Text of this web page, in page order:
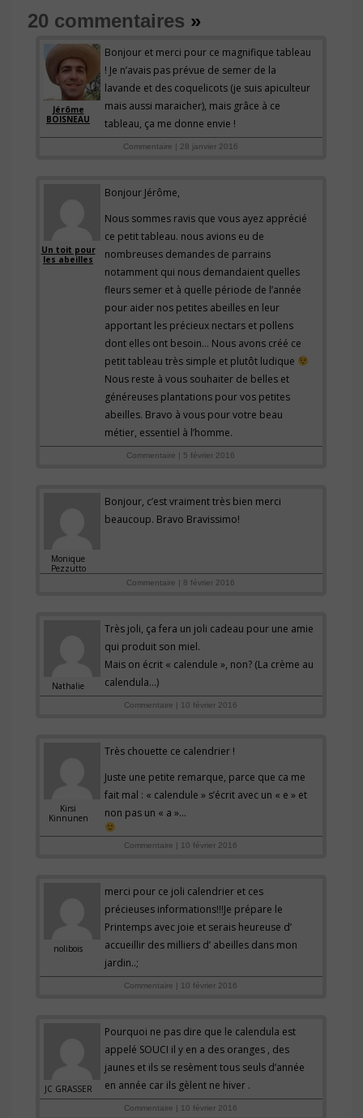
20 commentaires »
Jérôme
BOISNEAU
Bonjour et merci pour ce magnifique tableau
! Je n’avais pas prévue de semer de la
lavande et des coquelicots (je suis apiculteur
mais aussi maraicher), mais grâce à ce
tableau, ça me donne envie !
Commentaire | 28 janvier 2016
Un toit pour
les abeilles
Bonjour Jérôme,
Nous sommes ravis que vous ayez apprécié
ce petit tableau. nous avions eu de
nombreuses demandes de parrains
notamment qui nous demandaient quelles
fleurs semer et à quelle période de l’année
pour aider nos petites abeilles en leur
apportant les précieux nectars et pollens
dont elles ont besoin… Nous avons créé ce
petit tableau très simple et plutôt ludique
Nous reste à vous souhaiter de belles et
généreuses plantations pour vos petites
abeilles. Bravo à vous pour votre beau
métier, essentiel à l’homme.
Commentaire | 5 février 2016
Monique
Pezzutto
Bonjour, c’est vraiment très bien merci
beaucoup. Bravo Bravissimo!
Commentaire | 8 février 2016
Nathalie
Très joli, ça fera un joli cadeau pour une amie
qui produit son miel.
Mais on écrit « calendule », non? (La crème au
calendula…)
Commentaire | 10 février 2016
Kirsi
Kinnunen
Très chouette ce calendrier !
Juste une petite remarque, parce que ca me
fait mal : « calendule » s’écrit avec un « e » et
non pas un « a »…
Commentaire | 10 février 2016
nolibois
merci pour ce joli calendrier et ces
précieuses informations!!!Je prépare le
Printemps avec joie et serais heureuse d’
accueillir des milliers d’ abeilles dans mon
jardin..;
Commentaire | 10 février 2016
JC GRASSER
Pourquoi ne pas dire que le calendula est
appelé SOUCI il y en a des oranges , des
jaunes et ils se resèment tous seuls d’année
en année car ils gèlent ne hiver .
Commentaire | 10 février 2016